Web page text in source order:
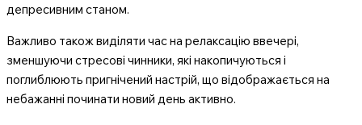
депресивним станом.
Важливо також виділяти час на релаксацію ввечері,
зменшуючи стресові чинники, які накопичуються і
поглиблюють пригнічений настрій, що відображається на
небажанні починати новий день активно.